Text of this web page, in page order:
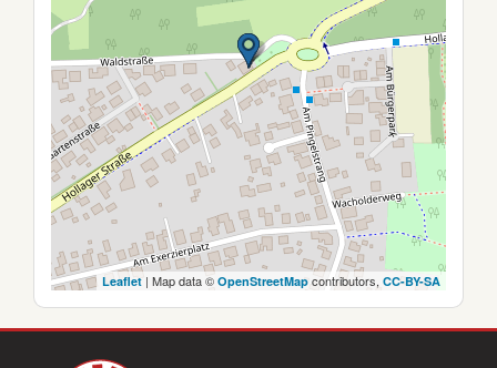
Leaflet | Map data © OpenStreetMap contributors, CC-BY-SA